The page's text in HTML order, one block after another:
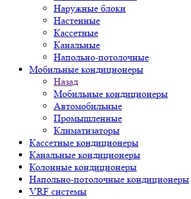
Наружные блоки
Настенные
Кассетные
Канальные
Напольно-потолочные
Мобильные кондиционеры
Назад
Мобильные кондиционеры
Автомобильные
Промышленные
Климатизаторы
Кассетные кондиционеры
Канальные кондиционеры
Колонные кондиционеры
Напольно-потолочные кондиционеры
VRF системы